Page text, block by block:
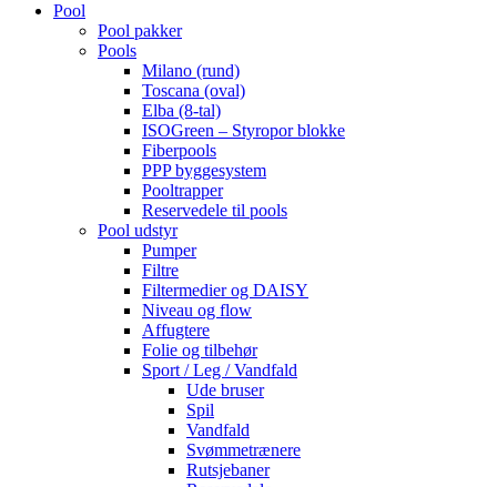
Pool
Pool pakker
Pools
Milano (rund)
Toscana (oval)
Elba (8-tal)
ISOGreen – Styropor blokke
Fiberpools
PPP byggesystem
Pooltrapper
Reservedele til pools
Pool udstyr
Pumper
Filtre
Filtermedier og DAISY
Niveau og flow
Affugtere
Folie og tilbehør
Sport / Leg / Vandfald
Ude bruser
Spil
Vandfald
Svømmetrænere
Rutsjebaner